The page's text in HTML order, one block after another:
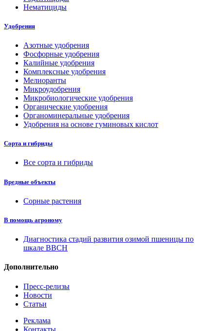
Нематициды
Удобрения
Азотные удобрения
Фосфорные удобрения
Калийные удобрения
Комплексные удобрения
Мелиоранты
Микроудобрения
Микробиологические удобрения
Органические удобрения
Органоминеральные удобрения
Удобрения на основе гуминовых кислот
Сорта и гибриды
Все сорта и гибриды
Вредные объекты
Сорные растения
В помощь агроному
Диагностика стадий развития озимой пшеницы по
шкале ВВСН
Дополнительно
Пресс-релизы
Новости
Статьи
Реклама
Контакты